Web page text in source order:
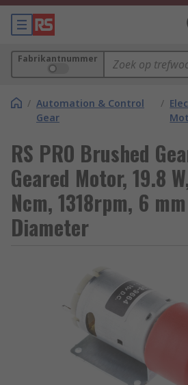
Fabrikantnummer
/ Automation & Control
Gear
/
RS PRO Brushed
Geared Motor, 19.8
Ncm, 1318rpm, 6
Diameter